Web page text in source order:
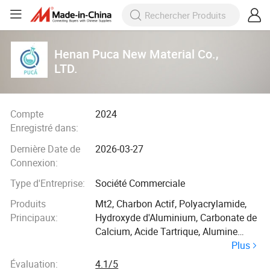
Henan Puca New Material Co.,
LTD.
Compte
Enregistré dans:
2024
Dernière Date de
Connexion:
2026-03-27
Type d'Entreprise:
Société Commerciale
Produits
Principaux:
Mt2, Charbon Actif, Polyacrylamide,
Hydroxyde d'Aluminium, Carbonate de
Calcium, Acide Tartrique, Alumine
Polymérisée, Coquille de Noix de Coco
Plus
Évaluation:
4.1/5